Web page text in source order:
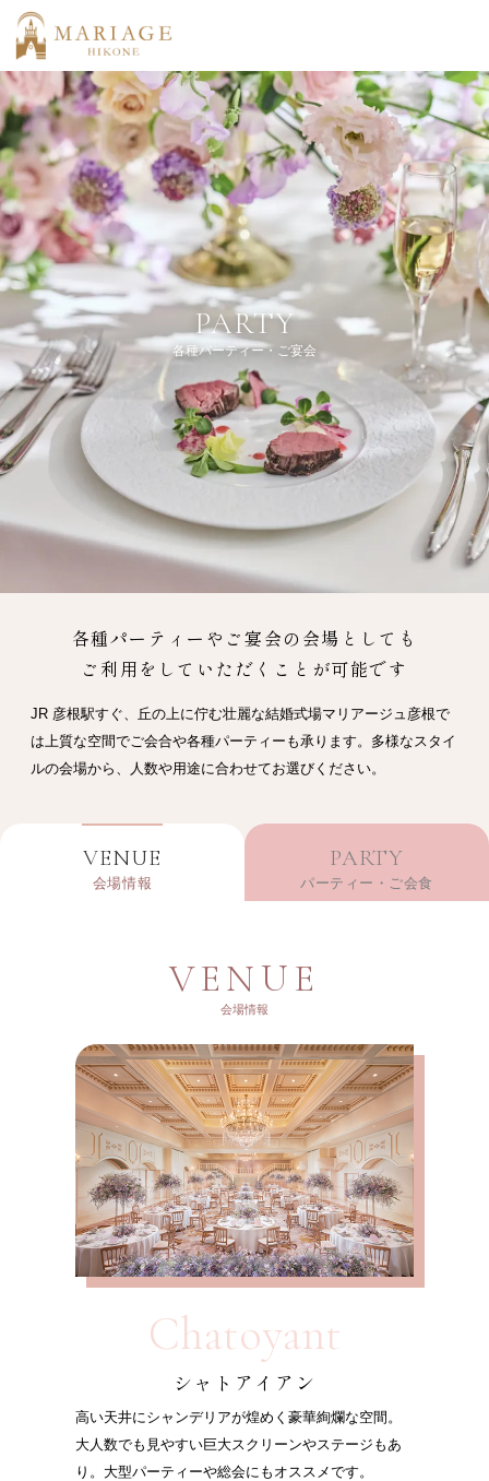
PARTY
各種パーティー・ご宴会
各種パーティーやご宴会の会場としても
ご利用をしていただくことが可能です
JR 彦根駅すぐ、丘の上に佇む壮麗な結婚式場マリアージュ彦根で
は上質な空間でご会合や各種パーティーも承ります。 多様なスタイ
ルの会場から、人数や用途に合わせてお選びください。
VENUE
会場情報
PARTY
パーティー・ご会食
VENUE
会場情報
Chatoyant
シャトアイアン
高い天井にシャンデリアが煌めく豪華絢爛な空間。
大人数でも見やすい巨大スクリーンやステージもあ
り。大型パーティーや総会にもオススメです。